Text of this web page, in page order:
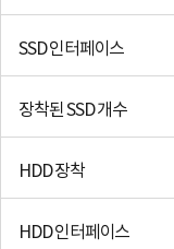
SSD 인터페이스
장착된 SSD 개수
HDD 장착
HDD 인터페이스